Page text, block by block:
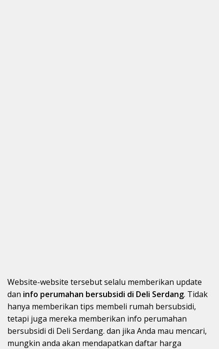
Website-website tersebut selalu memberikan update
dan info perumahan bersubsidi di Deli Serdang. Tidak
hanya memberikan tips membeli rumah bersubsidi,
tetapi juga mereka memberikan info perumahan
bersubsidi di Deli Serdang. dan jika Anda mau mencari,
mungkin anda akan mendapatkan daftar harga